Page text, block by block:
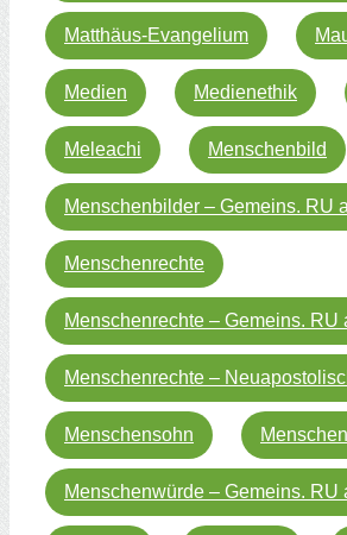
Matthäus-Evangelium
Medien Medienethik
Meleachi Menschenbild
Menschenbilder – Gemeins. RU
Menschenrechte
Menschenrechte – Gemeins. RU
Menschenrechte –
Menschensohn
Menschenwürde – Gemeins. RU